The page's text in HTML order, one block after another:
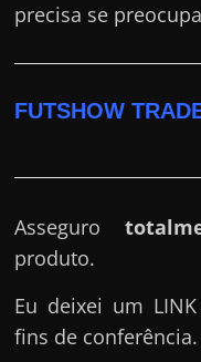
precisa se
FUTSHOW
Asseguro
produto.
Eu deixei um
fins de conferência.